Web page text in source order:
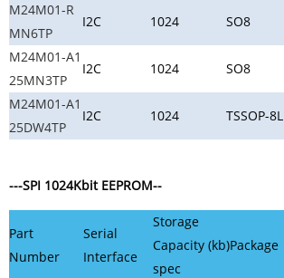
M24M01-R
MN6TP
I2C 1024 SO8
M24M01-A1
25MN3TP
I2C 1024 SO8
M24M01-A1
25DW4TP
I2C 1024 TSSOP-8L
---SPI 1024Kbit EEPROM--
Part
Number
Serial
Interface
Storage
Capacity (kb)
spec
Package